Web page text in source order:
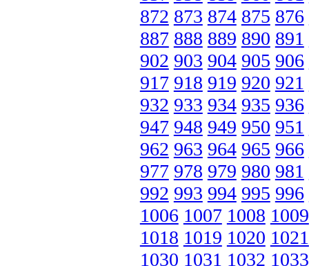
872 873 874 875 876
887 888 889 890 891
902 903 904 905 906
917 918 919 920 921
932 933 934 935 936
947 948 949 950 951
962 963 964 965 966
977 978 979 980 981
992 993 994 995 996
1006 1007 1008 1009
1018 1019 1020 1021
1030 1031 1032 1033